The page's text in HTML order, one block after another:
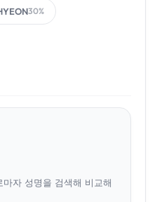
30%
마자 성명을 검색해 비교해